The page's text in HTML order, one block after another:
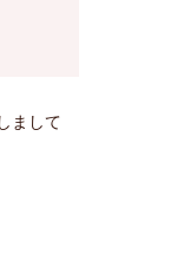
まして